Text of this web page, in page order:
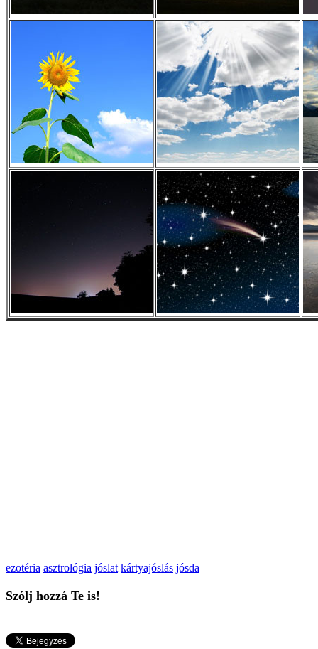
ezotéria asztrológia jóslat kártyajóslás jósda
Szólj hozzá Te is!